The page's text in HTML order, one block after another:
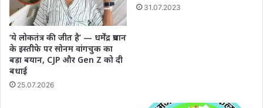
‘ये लोकतंत्र की जीत है’ — धर्मेंद्र प्रधान
के इस्तीफे पर सोनम वांगचुक का
बड़ा बयान, CJP और Gen Z को दी
बधाई
25.07.2026
31.07.2023